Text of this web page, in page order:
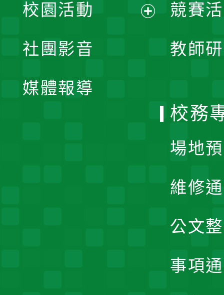
競賽
教師
開
校園活動
社團影音
媒體報導
校務
場地
維修
公文
事項